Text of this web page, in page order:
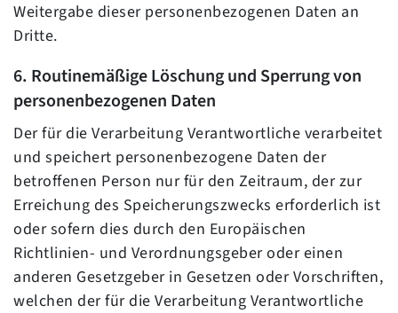
Weitergabe dieser personenbezogenen Daten an
Dritte.
6. Routinemäßige Löschung und Sperrung von
personenbezogenen Daten
Der für die Verarbeitung Verantwortliche verarbeitet
und speichert personenbezogene Daten der
betroffenen Person nur für den Zeitraum, der zur
Erreichung des Speicherungszwecks erforderlich ist
oder sofern dies durch den Europäischen
Richtlinien- und Verordnungsgeber oder einen
anderen Gesetzgeber in Gesetzen oder Vorschriften,
welchen der für die Verarbeitung Verantwortliche